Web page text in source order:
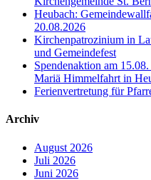
Heubach:
20.08.2026
Kirchenpatrozinium in
und Gemeindefest
Spendenaktion am
Mariä Himmelfahrt in
Ferienvertretung für
Archiv
August 2026
Juli 2026
Juni 2026